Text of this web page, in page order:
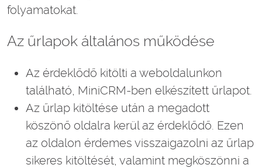
folyamatokat.
Az űrlapok általános működése
Az érdeklődő kitölti a weboldalunkon
található, MiniCRM-ben elkészített űrlapot.
Az űrlap kitöltése után a megadott
köszönő oldalra kerül az érdeklődő. Ezen
az oldalon érdemes visszaigazolni az űrlap
sikeres kitöltését, valamint megköszönni a